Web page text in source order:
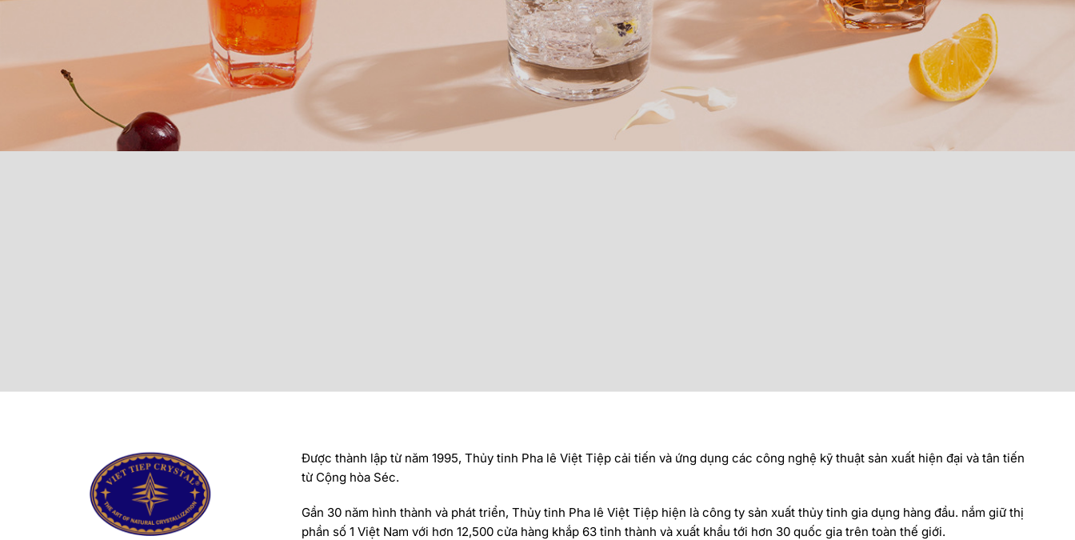
Được thành lập từ năm 1995, Thủy tinh Pha lê Việt Tiệp cải tiến và ứng dụng các công nghệ kỹ thuật sản xuất hiện đại và tân tiến
từ Cộng hòa Séc.
Gần 30 năm hình thành và phát triển, Thủy tinh Pha lê Việt Tiệp hiện là công ty sản xuất thủy tinh gia dụng hàng đầu. nắm giữ thị
phần số 1 Việt Nam với hơn 12,500 cửa hàng khắp 63 tỉnh thành và xuất khẩu tới hơn 30 quốc gia trên toàn thế giới.